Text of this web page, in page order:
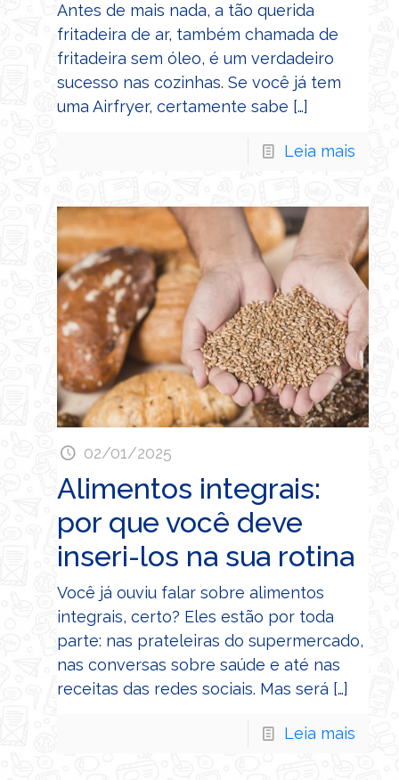
Antes de mais nada, a tão querida
fritadeira de ar, também chamada de
fritadeira sem óleo, é um verdadeiro
sucesso nas cozinhas. Se você já tem
uma Airfryer, certamente sabe […]
Leia mais
02/01/2025
Alimentos integrais:
por que você deve
inseri-los na sua rotina
Você já ouviu falar sobre alimentos
integrais, certo? Eles estão por toda
parte: nas prateleiras do supermercado,
nas conversas sobre saúde e até nas
receitas das redes sociais. Mas será […]
Leia mais